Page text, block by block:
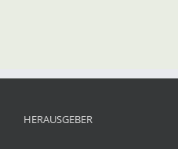
HERAUSGEBER